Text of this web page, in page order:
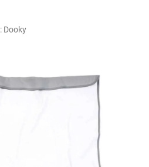
Dooky